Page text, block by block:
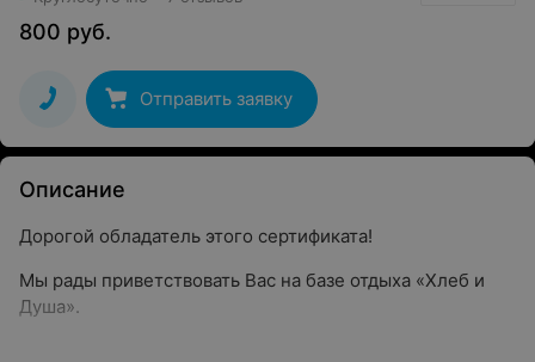
800 руб.
Отправить заявку
Описание
Дорогой обладатель этого сертификата!
Мы рады приветствовать Вас на базе отдыха «Хлеб и
Душа».